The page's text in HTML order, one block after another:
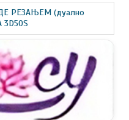
РЕЗАЊЕМ (дуално
3D50S